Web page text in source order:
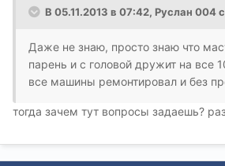
В 05.11.2013 в 07:42, Руслан 004
Даже не знаю, просто знаю что
парень и с головой дружит на все
все машины ремонтировал и без
тогда зачем тут вопросы задаешь?